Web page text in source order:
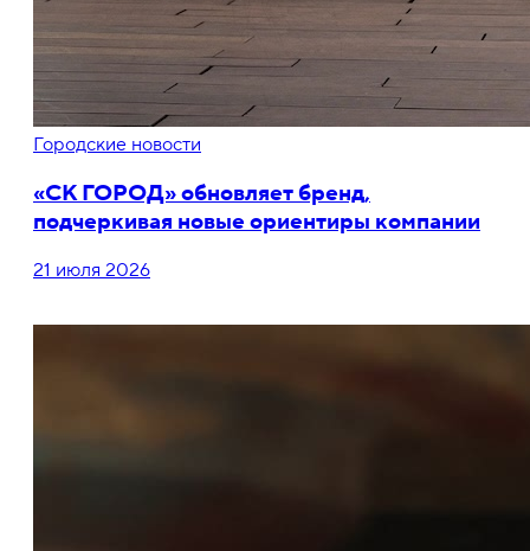
Городские новости
«СК ГОРОД» обновляет бренд,
подчеркивая новые ориентиры компании
21 июля 2026